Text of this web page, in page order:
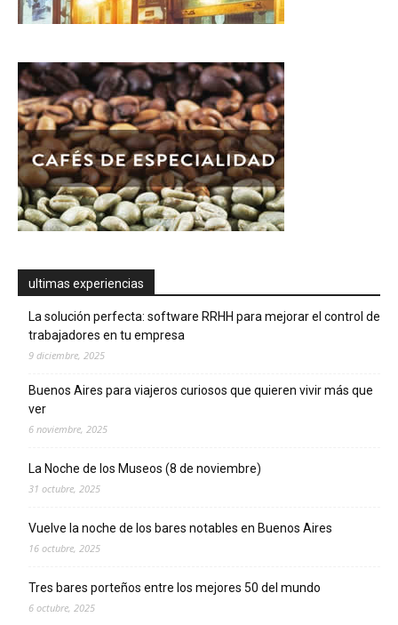
ultimas experiencias
La solución perfecta: software RRHH para mejorar el control de
trabajadores en tu empresa
9 diciembre, 2025
Buenos Aires para viajeros curiosos que quieren vivir más que
ver
6 noviembre, 2025
La Noche de los Museos (8 de noviembre)
31 octubre, 2025
Vuelve la noche de los bares notables en Buenos Aires
16 octubre, 2025
Tres bares porteños entre los mejores 50 del mundo
6 octubre, 2025